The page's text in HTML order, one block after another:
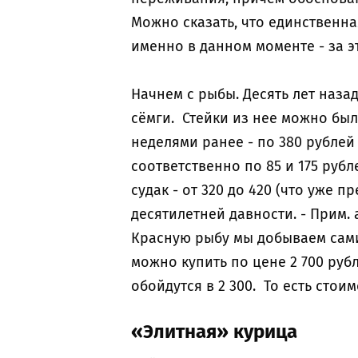
Можно сказать, что
именно в данном моменте - за
Начнем с рыбы. Десять лет
сёмги. Стейки из нее можно
неделями ранее - по 380
соответственно по 85 и 175
судак - от 320 до 420 (что уже
десятилетней давности. -
Красную рыбу мы добываем
можно купить по цене 2 700
обойдутся в 2 300. То есть
«Элитная» курица